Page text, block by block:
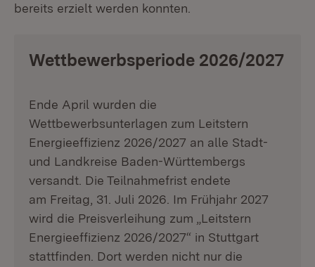
bereits erzielt werden konnten.
Wettbewerbsperiode 2026/2027
Ende April wurden die
Wettbewerbsunterlagen zum Leitstern
Energieeffizienz 2026/2027 an alle Stadt-
und Landkreise Baden-Württembergs
versandt. Die Teilnahmefrist endete
am Freitag, 31. Juli 2026. Im Frühjahr 2027
wird die Preisverleihung zum „Leitstern
Energieeffizienz 2026/2027“ in Stuttgart
stattfinden. Dort werden nicht nur die